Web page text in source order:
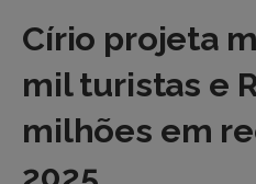
Círio projeta
mil turistas e
milhões em